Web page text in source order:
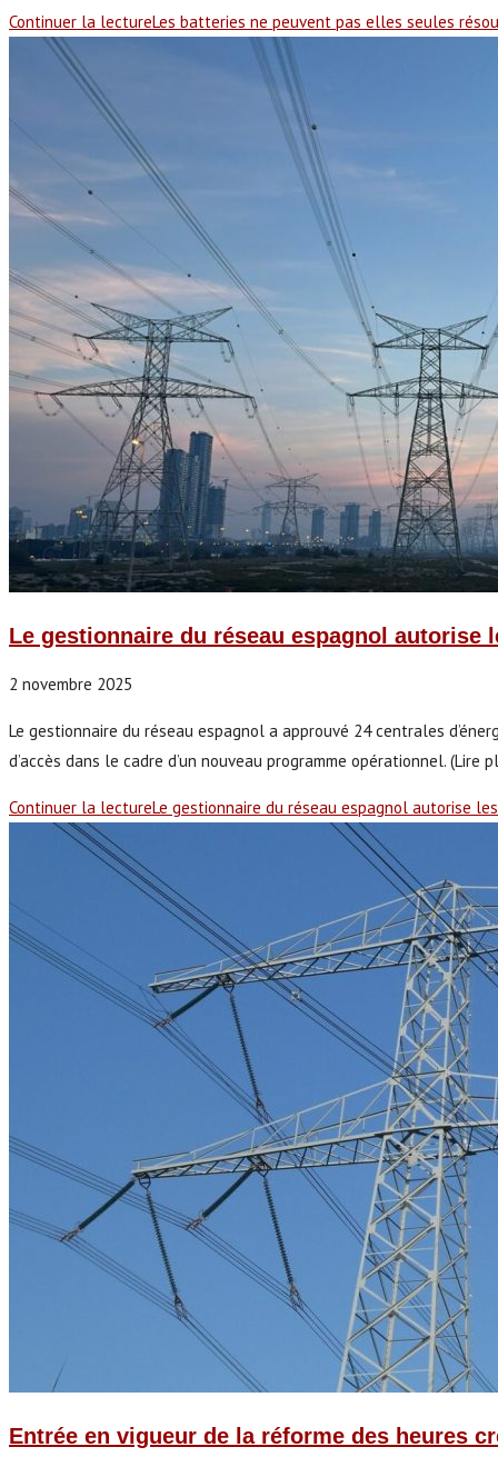
Continuer la lectureLes batteries ne peuvent pas elles seules
Le gestionnaire du réseau espagnol autorise
2 novembre 2025
Le gestionnaire du réseau espagnol a approuvé 24 centrales
d’accès dans le cadre d’un nouveau programme opérationnel. (Lire
Continuer la lectureLe gestionnaire du réseau espagnol autorise
Entrée en vigueur de la réforme des heures